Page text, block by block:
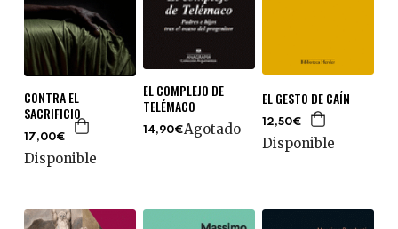
CONTRA EL
SACRIFICIO
17,00€
Disponible
EL COMPLEJO DE
TELÉMACO
14,90€Agotado
EL GESTO DE CAÍN
12,50€
Disponible